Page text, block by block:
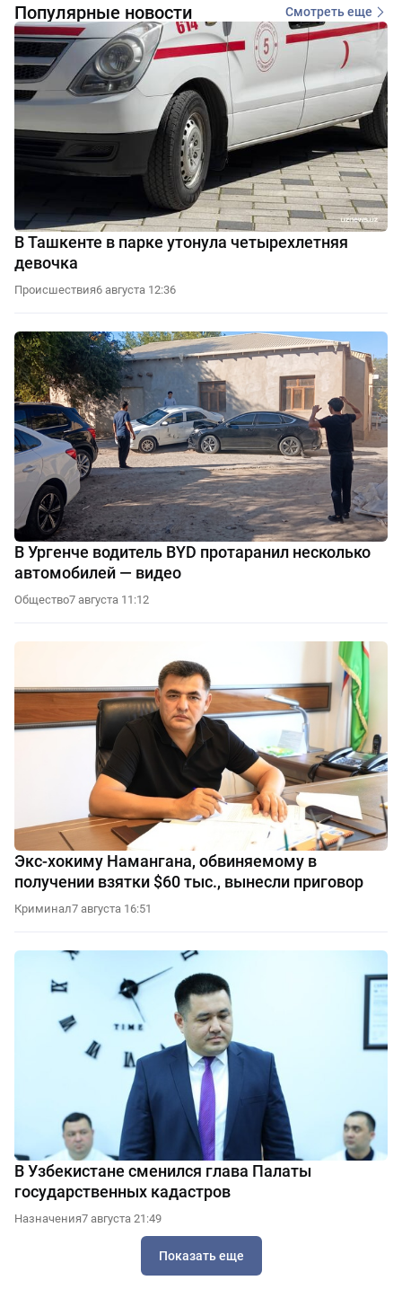
Популярные новости Смотреть еще
В Ташкенте в парке утонула четырехлетняя
девочка
Происшествия6 августа 12:36
В Ургенче водитель BYD протаранил несколько
автомобилей — видео
Общество7 августа 11:12
Экс-хокиму Намангана, обвиняемому в
получении взятки $60 тыс., вынесли приговор
Криминал7 августа 16:51
В Узбекистане сменился глава Палаты
государственных кадастров
Назначения7 августа 21:49
Показать еще